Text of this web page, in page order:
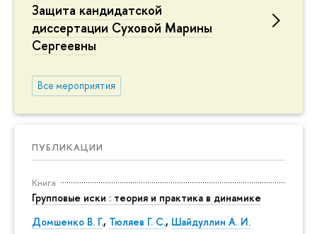
Защита кандидатской
диссертации Суховой Марины
Сергеевны
Все мероприятия
ПУБЛИКАЦИИ
Книга
Групповые иски : теория и практика в динамике
Домшенко В. Г., Тюляев Г. С., Шайдуллин А. И.